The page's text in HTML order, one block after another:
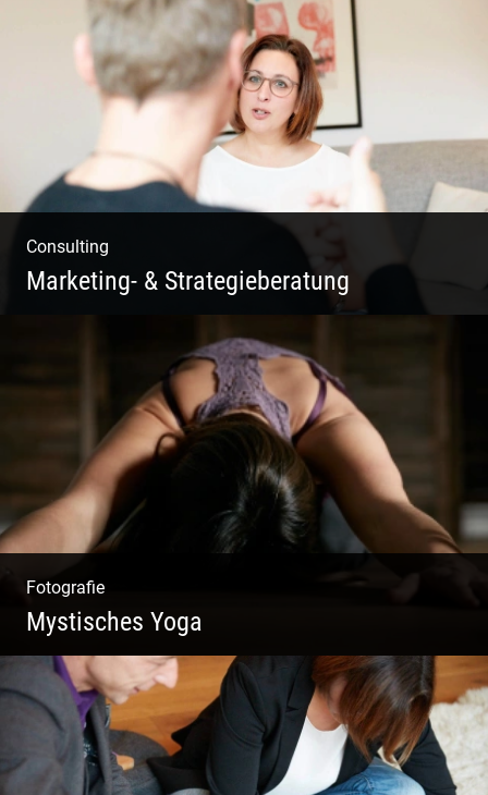
Consulting
Marketing- & Strategieberatung
Deine Produkte oder deine Dienstleistung
auf den Markt bringen!
Fotografie
Mystisches Yoga
Yoga und Meditation – mystisch inszeniert